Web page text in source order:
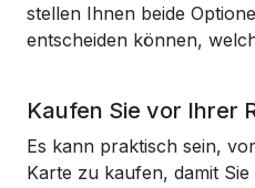
stellen Ihnen beide
entscheiden können,
Kaufen Sie vor Ihrer
Es kann praktisch sein,
Karte zu kaufen, damit